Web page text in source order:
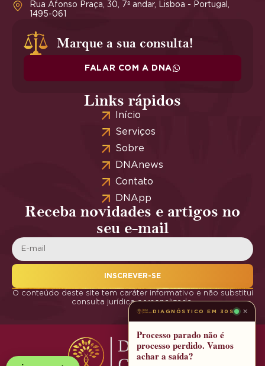
Rua Afonso Praça, 30, 7º andar, Lisboa - Portugal,
1495-061
Marque a sua consulta!
FALAR COM A DNA
Links rápidos
Início
Serviços
Sobre
DNAnews
Contato
DNApp
Receba novidades e artigos no
seu e-mail
INSCREVER-SE
O conteúdo deste site tem caráter informativo e não substitui
consulta jurídica personalizada.
DIAGNÓSTICO EM 30S ×
Processo parado não é
processo perdido. Vamos
achar a saída?